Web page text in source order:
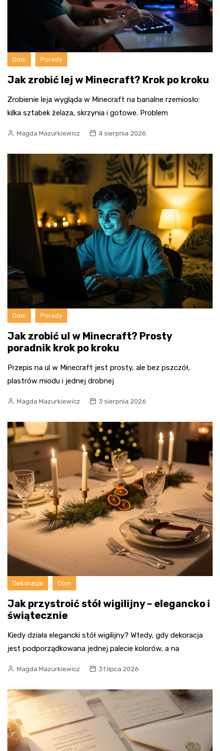
Dom Porady
Jak zrobić lej w Minecraft? Krok po kroku
Zrobienie leja wygląda w Minecraft na banalne rzemiosło:
kilka sztabek żelaza, skrzynia i gotowe. Problem
Magda Mazurkiewicz 4 sierpnia 2026
Dom Porady
Jak zrobić ul w Minecraft? Prosty
poradnik krok po kroku
Przepis na ul w Minecraft jest prosty, ale bez pszczół,
plastrów miodu i jednej drobnej
Magda Mazurkiewicz 3 sierpnia 2026
Dekoracje Dom
Jak przystroić stół wigilijny – elegancko i
świątecznie
Kiedy działa elegancki stół wigilijny? Wtedy, gdy dekoracja
jest podporządkowana jednej palecie kolorów, a na
Magda Mazurkiewicz 31 lipca 2026